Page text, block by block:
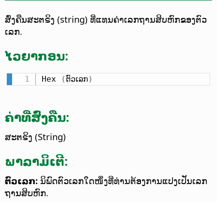
ສົ່ງຄືນສະຕຣິງ (string) ທີ່ແທນຄ່າເລກຖານສິບຫົກຂອງຕົວ
ເລກ.
ໄວຍາກອນ:
Hex (ຕົວເລກ )
ຄ່າທີ່ສົ່ງຄືນ:
ສະຕຣິງ (String)
ພາລາມິເຕີ:
ຕົວເລກ: ນິພົດຕົວເລກໃດໜຶ່ງທີ່ທ່ານຕ້ອງການແປງເປັນເລກ
ຖານສິບຫົກ.